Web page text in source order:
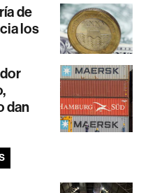
de
los
dan